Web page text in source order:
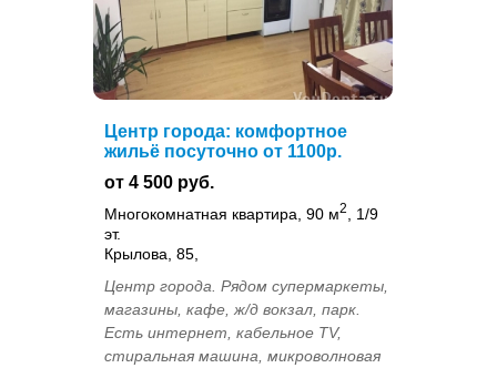
Центр города: комфортное
жильё посуточно от 1100р.
от 4 500 руб.
Многокомнатная квартира, 90 м2
, 1/9
эт.
Крылова, 85,
Центр города. Рядом супермаркеты,
магазины, кафе, ж/д вокзал, парк.
Есть интернет, кабельное TV,
стиральная машина, микроволновая